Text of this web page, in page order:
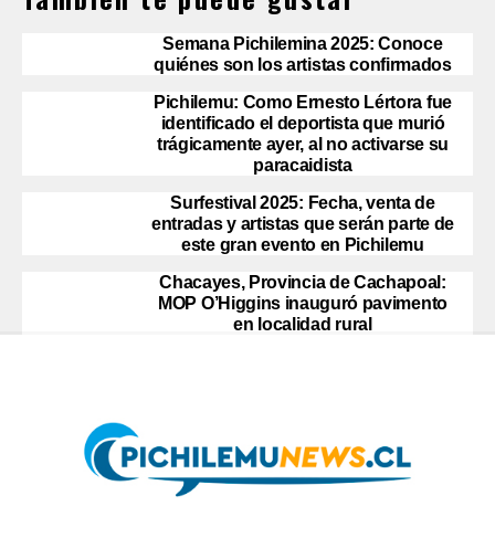
Semana Pichilemina 2025: Conoce
quiénes son los artistas confirmados
Pichilemu: Como Ernesto Lértora fue
identificado el deportista que murió
trágicamente ayer, al no activarse su
paracaidista
Surfestival 2025: Fecha, venta de
entradas y artistas que serán parte de
este gran evento en Pichilemu
Chacayes, Provincia de Cachapoal:
MOP O’Higgins inauguró pavimento
en localidad rural